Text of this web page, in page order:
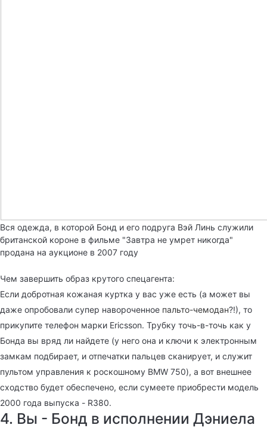
Вся одежда, в которой Бонд и его подруга Вэй Линь служили
британской короне в фильме "Завтра не умрет никогда"
продана на аукционе в 2007 году
Чем завершить образ крутого спецагента:
Если добротная кожаная куртка у вас уже есть (а может вы
даже опробовали супер навороченное пальто-чемодан?!), то
прикупите телефон марки Ericsson. Трубку точь-в-точь как у
Бонда вы вряд ли найдете (у него она и ключи к электронным
замкам подбирает, и отпечатки пальцев сканирует, и служит
пультом управления к роскошному BMW 750), а вот внешнее
сходство будет обеспечено, если сумеете приобрести модель
2000 года выпуска - R380.
4. Вы - Бонд в исполнении Дэниела